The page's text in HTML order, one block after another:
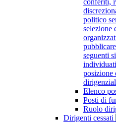
conferiti,
politico
selezione
seguenti
posizione
Elenco
Posti di
Ruolo
Dirigenti cessati